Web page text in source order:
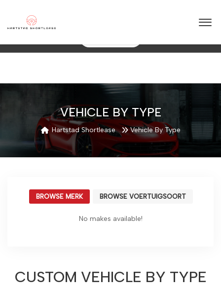
10+ jaar ervaring in shortlease – Betrouwbaar & flexibel!
VEHICLE BY TYPE
Hartstad Shortlease Vehicle By Type
BROWSE MERK BROWSE VOERTUIGSOORT
No makes available!
CUSTOM VEHICLE BY TYPE